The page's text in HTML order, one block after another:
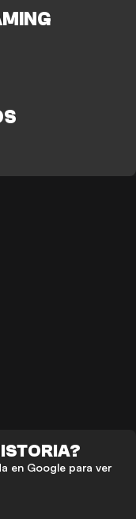
en Google para ver